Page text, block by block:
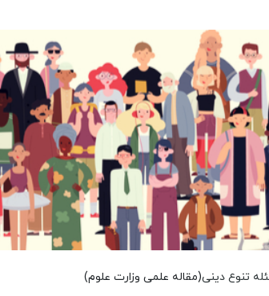
تنوع دینی(مقاله علمی وزارت علوم)